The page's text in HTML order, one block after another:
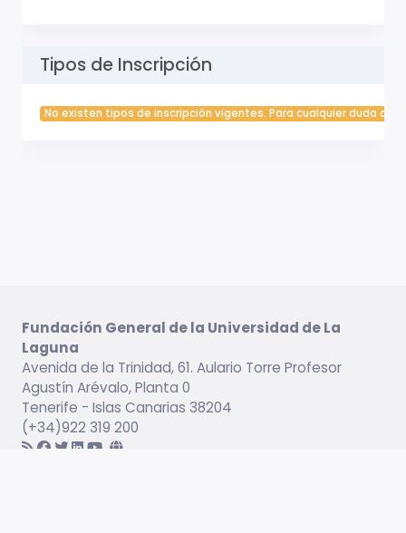
Tipos de Inscripción
No existen tipos de inscripción vigentes. Para cualquier duda
Fundación General de la Universidad de La
Laguna
Avenida de la Trinidad, 61. Aulario Torre Profesor
Agustín Arévalo, Planta 0
Tenerife - Islas Canarias 38204
(+34)922 319 200